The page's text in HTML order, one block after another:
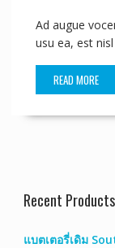
Ad augue
usu ea, est
READ MORE
Recent Products
แบตเตอรี่เดิม